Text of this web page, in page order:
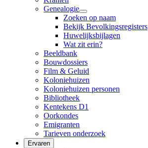
Genealogie
Zoeken op naam
Bekijk Bevolkingsregisters
Huwelijksbijlagen
Wat zit erin?
Beeldbank
Bouwdossiers
Film & Geluid
Koloniehuizen
Koloniehuizen personen
Bibliotheek
Kentekens D1
Oorkondes
Emigranten
Tarieven onderzoek
Ervaren